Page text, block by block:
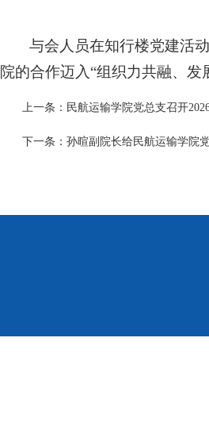
与会人员在知行楼党建活
院的合作迈入“组织力共融、
上一条： 民航运输学院党总支召开
下一条： 孙暄副院长给民航运输学院